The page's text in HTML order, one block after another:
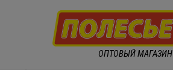
ОПТОВЫЙ МАГАЗИН